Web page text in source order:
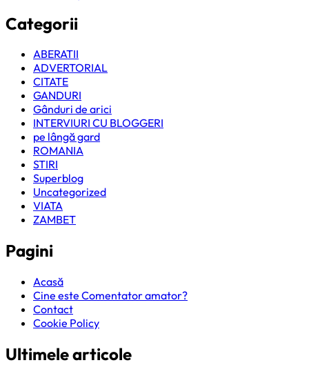
Categorii
ABERATII
ADVERTORIAL
CITATE
GANDURI
Gânduri de arici
INTERVIURI CU BLOGGERI
pe lângă gard
ROMANIA
STIRI
Superblog
Uncategorized
VIATA
ZAMBET
Pagini
Acasă
Cine este Comentator amator?
Contact
Cookie Policy
Ultimele articole